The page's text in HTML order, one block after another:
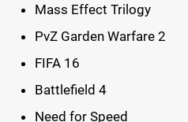
Mass Effect Trilogy
PvZ Garden Warfare 2
FIFA 16
Battlefield 4
Need for Speed